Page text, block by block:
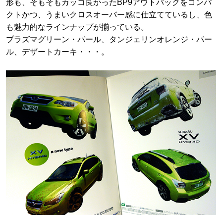
形も、そもそもカッコ良かったBP9アウトバックをコンパ
クトかつ、うまいクロスオーバー感に仕立てているし、色
も魅力的なラインナップが揃っている。
プラズマグリーン・パール、タンジェリンオレンジ・パー
ル、デザートカーキ・・・。